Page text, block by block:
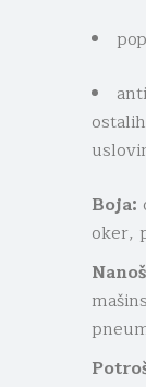
Boja:
oker,